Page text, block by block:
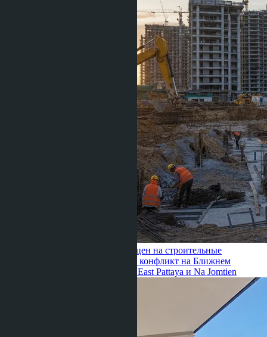
Рост цен на строительные
материалы в Таиланде 2026: как конфликт на Ближнем
Востоке влияет на новостройки East Pattaya и Na Jomtien